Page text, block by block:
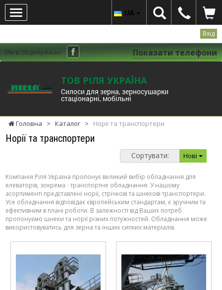
Вхід
Ми в соцмережах: Показати телефони
ТОВ РІЛЯ УКРАЇНА
Cилоси для зерна, зерносушарки
стаціонарні, мобільні
UA
Головна > Каталог > Норії та транспортери
Норії та транспортери
Сортувати: Нові
Компанія Ріля Україна пропонує великий вибір обладнання для
елеваторів, зокрема - транспортне обладнання. У нашому
асортименті представлені норії, стрічкові та шнекові транспортери.
Усе обладнання відповідає європейським стандартам, є зручним та
ефективним в плані роботи. В залежності від Ваших потреб
пропонуємо шнеки та норії різних потужностей. Обладнання може
використовуватись для зерна та інших сипких матеріалів.